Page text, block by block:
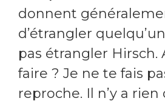
donnent
d’étrangler
pas étrangler Hirsch.
faire ? Je ne te fais
reproche. Il n’y a